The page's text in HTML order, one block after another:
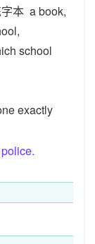
本 a book,
school
exactly